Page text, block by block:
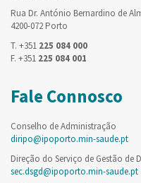
Rua Dr. António Bernardino de
4200-072 Porto
T. +351 225 084 000
F. +351 225 084 001
Fale Connosco
Conselho de Administração
diripo@ipoporto.min-saude.pt
Direção do Serviço de Gestão de
sec.dsgd@ipoporto.min-saude.pt